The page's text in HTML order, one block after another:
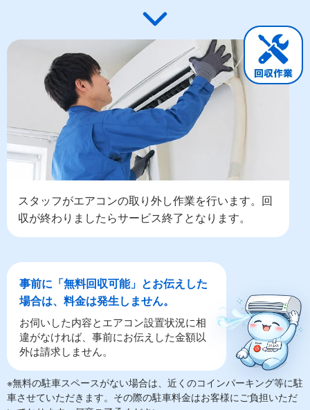
スタッフがエアコンの取り外し作業を行います。回
収が終わりましたらサービス終了となります。
事前に「無料回収可能」とお伝えした
場合は、料金は発生しません。
お伺いした内容とエアコン設置状況に相
違がなければ、事前にお伝えした金額以
外は請求しません。
※無料の駐車スペースがない場合は、近くのコインパーキング等に駐
車させていただきます。その際の駐車料金はお客様にご負担いただ